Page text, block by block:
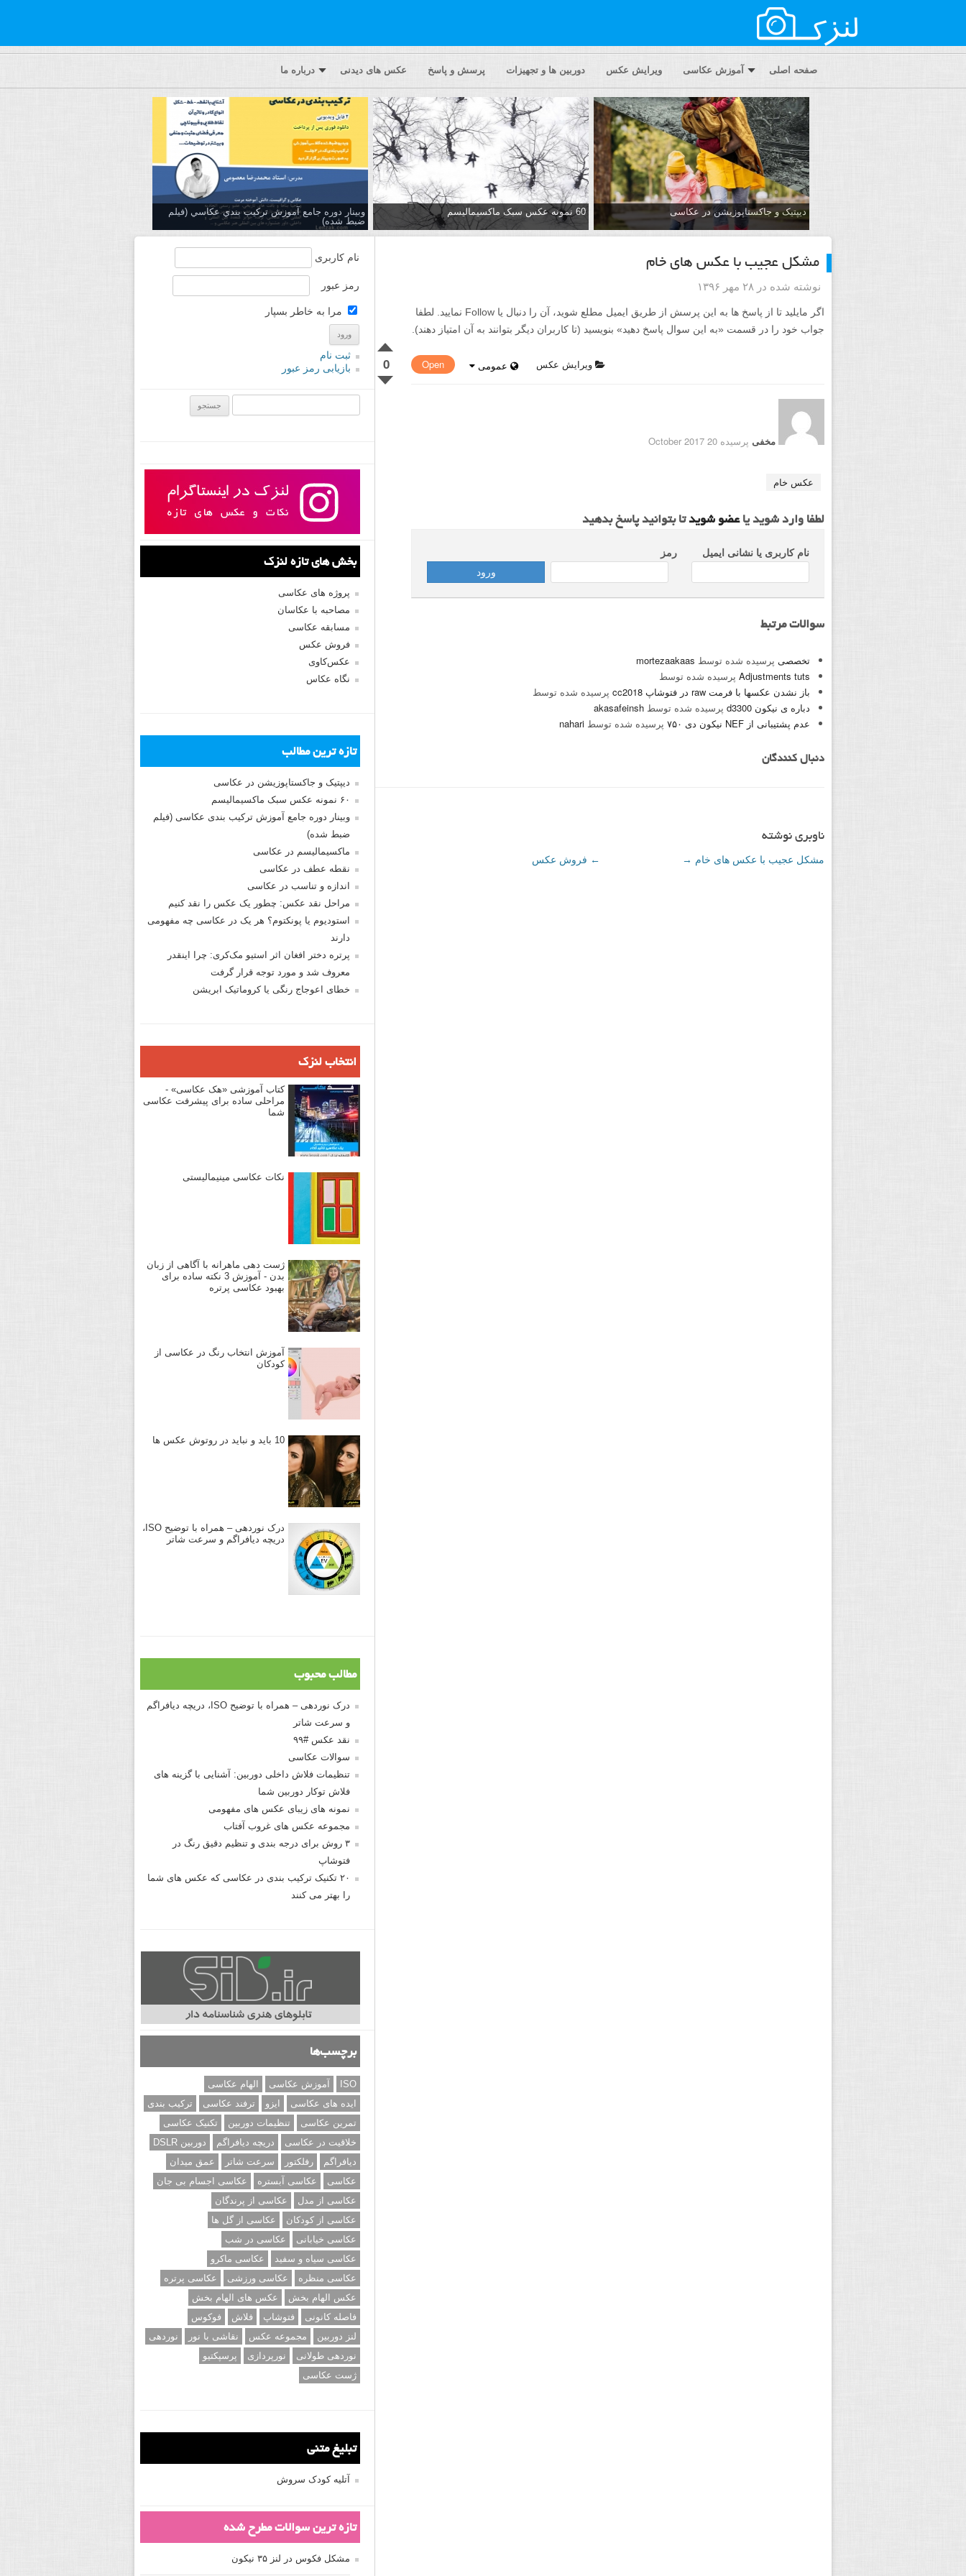
صفحه اصلی آموزش عکاسی ویرایش عکس دوربین ها و تجهیزات پرسش و پاسخ عکس های دیدنی درباره ما
دیپتیک و جاکستا‌پوزیشن در عکاسی 60 نمونه عکس سبک ماکسیمالیسم
وبینار دوره جامع آموزش تركيب بندي عكاسي (فیلم
ضبط شده)
مشکل عجیب با عکس های خام
نوشته شده در ۲۸ مهر ۱۳۹۶
اگر مایلید تا از پاسخ ها به این پرسش از طریق ایمیل مطلع شوید، آن را دنبال یا Follow نمایید. لطفا
جواب خود را در قسمت «به این سوال پاسخ دهید» بنویسید (تا کاربران دیگر بتوانند به آن امتیاز دهند).
0 Open عمومی ویرایش عکس
مخفی پرسیده 20 October 2017
عکس خام
لطفا وارد شوید یاعضو شویدتا بتوانید پاسخ بدهید
نام کاربری یا نشانی ایمیل رمز
سوالات مرتبط
تخصصی پرسیده شده توسط mortezaakaas
Adjustments tuts پرسیده شده توسط
باز نشدن عکسها با فرمت raw در فتوشاپ cc2018
پرسیده شده توسط
دباره ی نیکون d3300
پرسیده شده توسط akasafeinsh
عدم پشتیبانی از NEF نیکون دی ۷۵۰
پرسیده شده توسط nahari
دنبال کنندگان
ناوبری نوشته
← فروش عکس مشکل عجیب با عکس های خام →
نام کاربری
رمز عبور
مرا به خاطر بسپار
ثبت نام
بازیابی رمز عبور
بخش های تازه لنزک
پروژه های عکاسی
مصاحبه با عکاسان
مسابقه عکاسی
فروش عکس
عکس‌کاوی
نگاه عکاس
تازه ترین مطالب
دیپتیک و جاکستا‌پوزیشن در عکاسی
۶۰ نمونه عکس سبک ماکسیمالیسم
وبینار دوره جامع آموزش ترکیب بندی عکاسی (فیلم
ضبط شده)
ماکسیمالیسم در عکاسی
نقطه عطف در عکاسی
اندازه و تناسب در عکاسی
مراحل نقد عکس: چطور یک عکس را نقد کنیم
استودیوم یا پونکتوم؟ هر یک در عکاسی چه مفهومی
دارند
پرتره دختر افغان اثر استیو مک‌کری: چرا اینقدر
معروف شد و مورد توجه قرار گرفت
خطای اعوجاج رنگی یا کروماتیک ابریشن
انتخاب لنزک
کتاب آموزشی «هک عکاسی» -
مراحلی ساده برای پیشرفت عکاسی
شما
نکات عکاسی مینیمالیستی
ژست دهی ماهرانه با آگاهی از زبان
بدن - آموزش 3 نکته ساده برای
بهبود عکاسی پرتره
آموزش انتخاب رنگ در عکاسی از
کودکان
10 باید و نباید در روتوش عکس ها
درک نوردهی – همراه با توضیح ISO،
دریچه دیافراگم و سرعت شاتر
مطالب محبوب
درک نوردهی – همراه با توضیح ISO، دریچه دیافراگم
و سرعت شاتر
نقد عکس #۹۹
سوالات عکاسی
تنظیمات فلاش داخلی دوربین: آشنایی با گزینه های
فلاش توکار دوربین شما
نمونه های زیبای عکس های مفهومی
مجموعه عکس های غروب آفتاب
۳ روش برای درجه بندی و تنظیم دقیق رنگ در
فتوشاپ
۲۰ تکنیک ترکیب بندی در عکاسی که عکس های شما
را بهتر می کنند
برچسب‌ها
ISO آموزش عکاسی
الهام عکاسی
ایده های عکاسی
ایزو ترفند عکاسی
ترکیب بندی
تمرین عکاسی
تنظیمات دوربین
تکنیک عکاسی
خلاقیت در عکاسی
دریچه دیافراگم
دوربین DSLR
دیافراگم
رفلکتور سرعت شاتر
عمق میدان
عکاسی
عکاسی آبستره
عکاسی اجسام بی جان
عکاسی از مدل
عکاسی از پرندگان
عکاسی از کودکان
عکاسی از گل ها
عکاسی خیابانی
عکاسی در شب
عکاسی سیاه و سفید
عکاسی ماکرو
عکاسی منظره
عکاسی ورزشی
عکاسی پرتره
عکس الهام بخش
عکس های الهام بخش
فاصله کانونی
فتوشاپ فلاش
فوکوس
لنز دوربین
مجموعه عکس نقاشی با نور
نوردهی
نوردهی طولانی
نورپردازی
پرسپکتیو
ژست عکاسی
تبلیغ متنی
آتلیه کودک سروش
تازه ترین سوالات مطرح شده
مشکل فکوس در لنز ۳۵ نیکون